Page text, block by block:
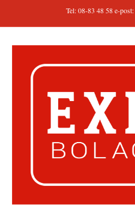
Tel: 08-83 48 58 e-post: